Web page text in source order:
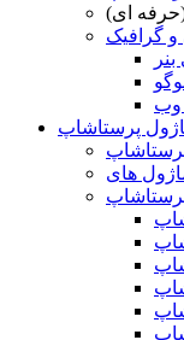
ای)
گرافیک
وب
پرستاشاپ